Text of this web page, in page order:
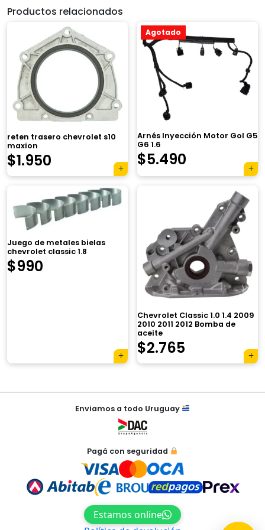
Productos relacionados
reten trasero chevrolet s10
maxion
$1.950
Agotado
Arnés Inyección Motor Gol G5
G6 1.6
$5.490
Juego de metales bielas
chevrolet classic 1.8
$990
Chevrolet Classic 1.0 1.4 2009
2010 2011 2012 Bomba de
aceite
El
precio
original
era:
$3.920.
$2.765
precio
actual
es:
NavegaciónEnviamos a todo Uruguay
Pagá con seguridad
Estamos online
×
Tu carrito está vacío.
automáticamente.